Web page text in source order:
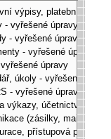
výpisy, platební
- vyřešené úpravy
- vyřešené úpravy
- vyřešené úpravy
úpravy
úkoly - vyřešené úpravy
- vyřešené úpravy
výkazy, účetnictví -
(zásilky, mail-
přístupová práva, ...